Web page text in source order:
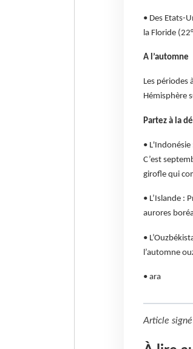
• Des Etats-
la Floride
A l’automne
Les
Hémisphère
Partez à la
•
C’est
girofle qui
• L’Islande :
aurores
•
l’automne
• ara
Article